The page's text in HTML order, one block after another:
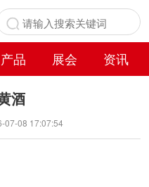
产品 展会
资讯
酒
07-08 17:07:54